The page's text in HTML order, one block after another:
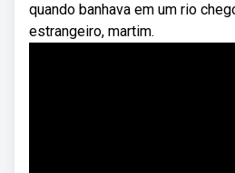
quando banhava em um rio
estrangeiro, martim.